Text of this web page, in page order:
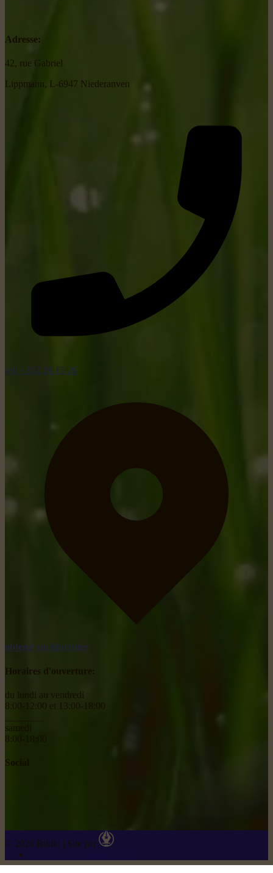
Adresse:
42, rue Gabriel
Lippmann, L-6947 Niederanven
tel: +352 26 15 26
obtenir un itinéraire
Horaires d'ouverture:
du lundi au vendredi
8:00-12:00 et 13:00-18:00
samedi
8:00-18:00
Social
© 2026 Rikiki | Site par